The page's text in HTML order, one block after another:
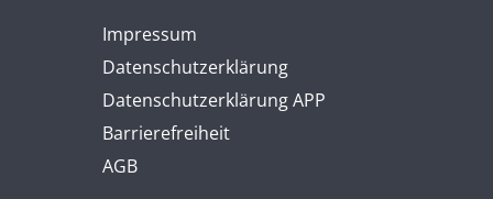
Impressum
Datenschutzerklärung
Datenschutzerklärung APP
Barrierefreiheit
AGB